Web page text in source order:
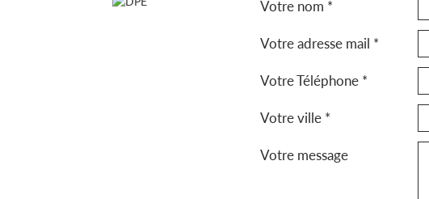
Votre nom *
Votre adresse mail *
Votre Téléphone *
Votre ville *
Votre message